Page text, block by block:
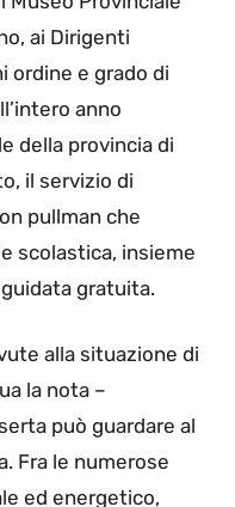
ai Dirigenti
ordine e grado di
anno
della provincia di
il servizio di
pullman che
scolastica, insieme
gratuita.
alla situazione di
la nota –
può guardare al
Fra le numerose
ed energetico,